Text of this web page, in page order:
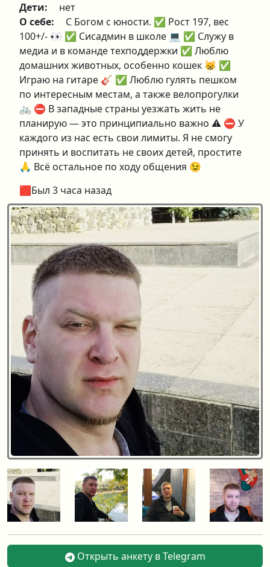
Дети:
нет
О себе:
С Богом с юности. ✅ Рост 197, вес
100+/- 👀 ✅ Сисадмин в школе 💻 ✅ Служу в
медиа и в команде техподдержки ✅ Люблю
домашних животных, особенно кошек 😸 ✅
Играю на гитаре 🎸 ✅ Люблю гулять пешком
по интересным местам, а также велопрогулки
🚲 ⛔️ В западные страны уезжать жить не
планирую — это принципиально важно ⚠️ ⛔️ У
каждого из нас есть свои лимиты. Я не смогу
принять и воспитать не своих детей, простите
🙏 Всё остальное по ходу общения 😉
🟥Был 3 часа назад
Открыть анкету в Telegram